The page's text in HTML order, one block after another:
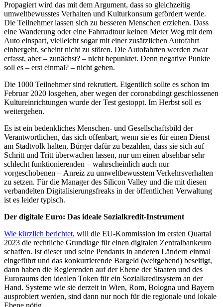
Propagiert wird das mit dem Argument, dass so gleichzeitig
umweltbewusstes Verhalten und Kulturkonsum gefördert werde.
Die Teilnehmer lassen sich zu besseren Menschen erziehen. Dass
eine Wanderung oder eine Fahrradtour keinen Meter Weg mit dem
Auto einspart, vielleicht sogar mit einer zusätzlichen Autofahrt
einhergeht, scheint nicht zu stören. Die Autofahrten werden zwar
erfasst, aber– zunächst? – nicht bepunktet. Denn negative Punkte
soll es – erst einmal? – nicht geben.
Die 1000 Teilnehmer sind rekrutiert. Eigentlich sollte es schon im
Februar 2020 losgehen, aber wegen der coronabdingt geschlossenen
Kultureinrichtungen wurde der Test gestoppt. Im Herbst soll es
weitergehen.
Es ist ein bedenkliches Menschen- und Gesellschaftsbild der
Verantwortlichen, das sich offenbart, wenn sie es für einen Dienst
am Stadtvolk halten, Bürger dafür zu bezahlen, dass sie sich auf
Schritt und Tritt überwachen lassen, nur um einen absehbar sehr
schlecht funktionierenden – wahrscheinlich auch nur
vorgeschobenen – Anreiz zu umweltbewusstem Verkehrsverhalten
zu setzen. Für die Manager des Silicon Valley und die mit diesen
verbandelten Digitalisierungsfreaks in deröffentlichen Verwaltung
ist es leider typisch.
Der digitale Euro: Das ideale Sozialkredit-Instrument
Wie kürzlich berichtet, will die EU-Kommission im ersten Quartal
2023 die rechtliche Grundlage für einen digitalen Zentralbankeuro
schaffen. Ist dieser und seine Pendants in anderen Ländern einmal
eingeführt und das konkurrierende Bargeld (weitgehend) beseitigt,
dann haben die Regierenden auf der Ebene der Staaten und des
Euroraums den idealen Token für ein Sozialkreditsystem an der
Hand. Systeme wie sie derzeit in Wien, Rom, Bologna und Bayern
ausprobiert werden, sind dann nur noch für die regionale und lokale
Ebene nötig.